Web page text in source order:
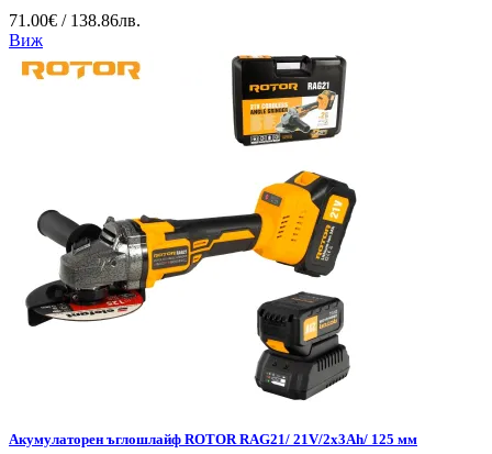
71.00€ / 138.86лв.
Виж
Акумулаторен ъглошлайф ROTOR RAG21/ 21V/2х3Ah/ 125 мм